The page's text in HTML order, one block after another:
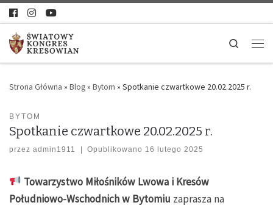
Search
Strona Główna » Blog» Bytom » Spotkanie czwartkowe 20.02.2025 r.
BYTOM
Spotkanie czwartkowe 20.02.2025 r.
przez admin1911 Opublikowano 16 lutego 2025
Towarzystwo Miłośników Lwowa i Kresów
Południowo-Wschodnich w Bytomiu zaprasza na